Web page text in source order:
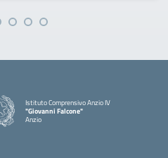
Istituto Comprensivo Anzio IV
"Giovanni Falcone"
Anzio